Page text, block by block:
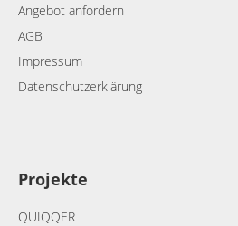
Angebot anfordern
AGB
Impressum
Datenschutzerklärung
Projekte
QUIQQER